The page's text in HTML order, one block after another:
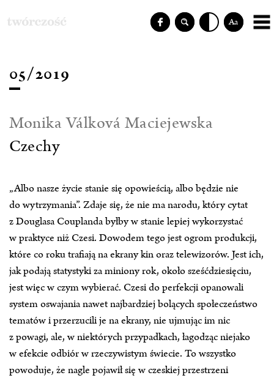
Aa
05/2019
Monika Válková Maciejewska
Czechy
„Albo nasze życie stanie się opowieścią, albo będzie nie
do wytrzymania”. Zdaje się, że nie ma narodu, który cytat
z Douglasa Couplanda byłby w stanie lepiej wykorzystać
w praktyce niż Czesi. Dowodem tego jest ogrom produkcji,
które co roku trafiają na ekrany kin oraz telewizorów. Jest ich,
jak podają statystyki za miniony rok, około sześćdziesięciu,
jest więc w czym wybierać. Czesi do perfekcji opanowali
system oswajania nawet najbardziej bolących społeczeństwo
tematów i przerzucili je na ekrany, nie ujmując im nic
z powagi, ale, w niektórych przypadkach, łagodząc niejako
w efekcie odbiór w rzeczywistym świecie. To wszystko
powoduje, że nagle pojawił się w czeskiej przestrzeni